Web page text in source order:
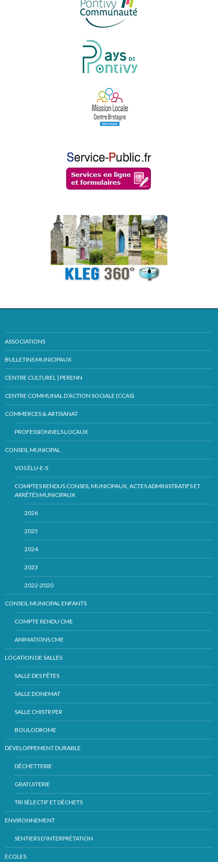
ASSOCIATIONS
BULLETINS MUNICIPAUX
CENTRE CULTUREL | PERENN
CENTRE COMMUNAL D’ACTION SOCIALE (CCAS)
COMMERCES & ARTISANAT
PROFESSIONNELS LOCAUX
CONSEIL MUNICIPAL
VOS ÉLU-E-S
COMPTES RENDUS CONSEIL MUNICIPAUX, ACTES ADMINISTRATIFS ET
ARRÊTÉS MUNICIPAUX
2026
2025
2024
2023
2022-2020
CONSEIL MUNICIPAL ENFANTS
COMPTE RENDU CME
ANIMATIONS CME
LOCATION DE SALLES
SALLE DES FÊTES
SALLE DONEMAT
SALLE CHISTR PER
BOULODROME
DÉVELOPPEMENT DURABLE
DÉCHETTERIE
GRATUITERIE
TRI SÉLECTIF ET DÉCHETS
ENVIRONNEMENT
SENTIERS D’INTERPRÉTATION
ECOLES